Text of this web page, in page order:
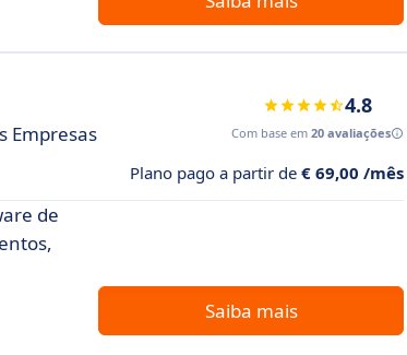
Empresas
4.8
Com base em 20 avaliações
Plano pago a partir de € 69,00 /mês
de
Saiba mais